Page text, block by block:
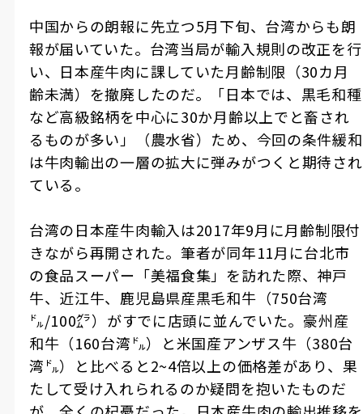
中国からの朗報に先立つ5月下旬、台湾からも朗
報が届いていた。台湾当局が輸入規則の改正を行
い、日本産牛肉に課していた月齢制限（30カ月
齢未満）を撤廃したのだ。「日本では、黒毛和種
など高級銘柄を中心に30か月齢以上でと畜され
るものが多い」（農水省）ため、今回の条件緩和
は牛肉輸出の一層の拡大に弾みがつくと期待され
ている。
台湾の日本産牛肉輸入は2017年9月に月齢制限付
きながら再開された。筆者が同年11月に台北市
の食品スーパー「美福食集」を訪れた際、神戸
牛、近江牛、鹿児島県産黒毛和牛（750台湾
㌦/100㌘）がすでに店頭に並んでいた。豪州産
和牛（160台湾㌦）と米国産アンザス牛（380台
湾㌦）と比べると2~4倍以上の価格差があり、果
たして受け入れられるのか疑問を抱いたものだ